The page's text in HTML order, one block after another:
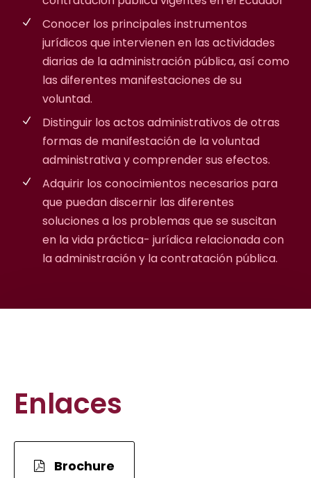
Conocer los principales instrumentos
jurídicos que intervienen en las actividades
diarias de la administración pública, así como
las diferentes manifestaciones de su
voluntad.
Distinguir los actos administrativos de otras
formas de manifestación de la voluntad
administrativa y comprender sus efectos.
Adquirir los conocimientos necesarios para
que puedan discernir las diferentes
soluciones a los problemas que se suscitan
en la vida práctica- jurídica relacionada con
la administración y la contratación pública.
Enlaces
Brochure